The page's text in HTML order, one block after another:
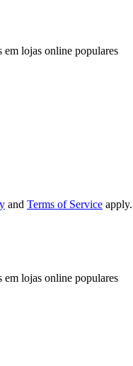
em lojas online populares
and Terms of Service apply.
em lojas online populares